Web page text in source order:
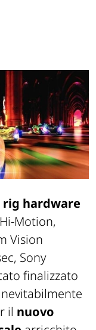
rig hardware
Motion,
Vision
Sony
finalizzato
il nuovo